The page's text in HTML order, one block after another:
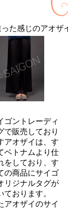
た感じのアオザ
ゴントレーディ
で販売しており
アオザイは、す
ベトナムより仕
をしており、す
の商品にサイゴ
リジナルタグが
ております。
アオザイのサイ